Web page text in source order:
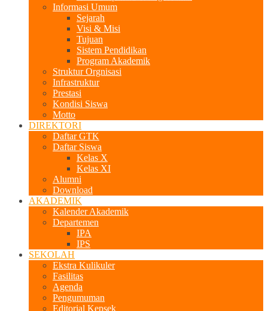
Informasi Umum
Sejarah
Visi & Misi
Tujuan
Sistem Pendidikan
Program Akademik
Struktur Orgnisasi
Infrastruktur
Prestasi
Kondisi Siswa
Motto
DIREKTORI
Daftar GTK
Daftar Siswa
Kelas X
Kelas XI
Alumni
Download
AKADEMIK
Kalender Akademik
Departemen
IPA
IPS
SEKOLAH
Ekstra Kulikuler
Fasilitas
Agenda
Pengumuman
Editorial Kepsek